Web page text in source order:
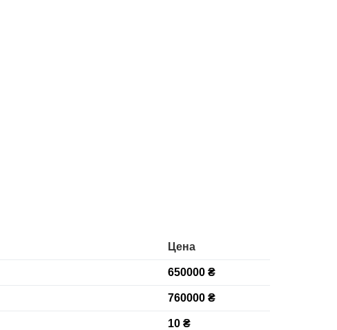
Цена
650000 ₴
760000 ₴
10 ₴